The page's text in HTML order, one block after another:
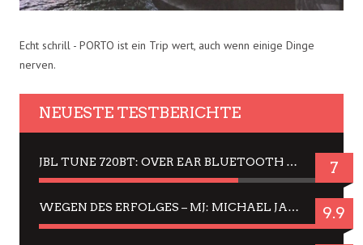
Echt schrill - PORTO ist ein Trip wert, auch wenn einige Dinge
nerven.
NEUESTE TESTBERICHTE
JBL TUNE 720BT: OVER EAR BLUETOOTH KOPFHÖRER UM DIE 50,-€ IM DAUER-TEST 7
WEGEN DES ERFOLGES – MJ: MICHAEL JACKSON MUSICAL IN EINER MATINEE SEHEN 9.9